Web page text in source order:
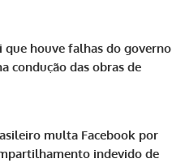
que houve falhas do governo
condução das obras de
multa Facebook por
indevido de